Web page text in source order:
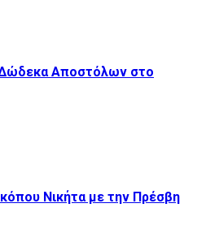
Αποστόλων στο
Νικήτα με την Πρέσβη